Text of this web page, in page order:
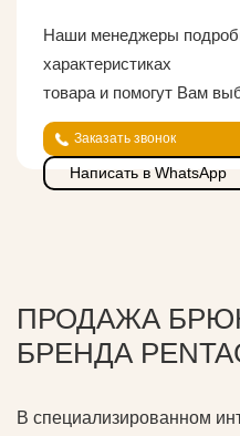
Наши менеджеры
характеристиках
товара и помогут Вам
Заказать звонок
Написать в WhatsApp
ПРОДАЖА
БРЕНДА
В специализированном